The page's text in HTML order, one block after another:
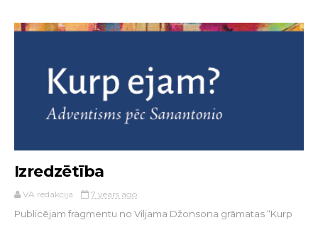
Izredzētība
VA redakcija 7 years ago
Publicējam fragmentu no Viljama Džonsona grāmatas “Kurp